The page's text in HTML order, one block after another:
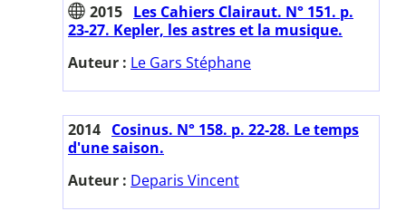
2015 Les Cahiers Clairaut. N° 151. p.
23-27. Kepler, les astres et la musique.
Auteur : Le Gars Stéphane
2014 Cosinus. N° 158. p. 22-28. Le temps
d'une saison.
Auteur : Deparis Vincent